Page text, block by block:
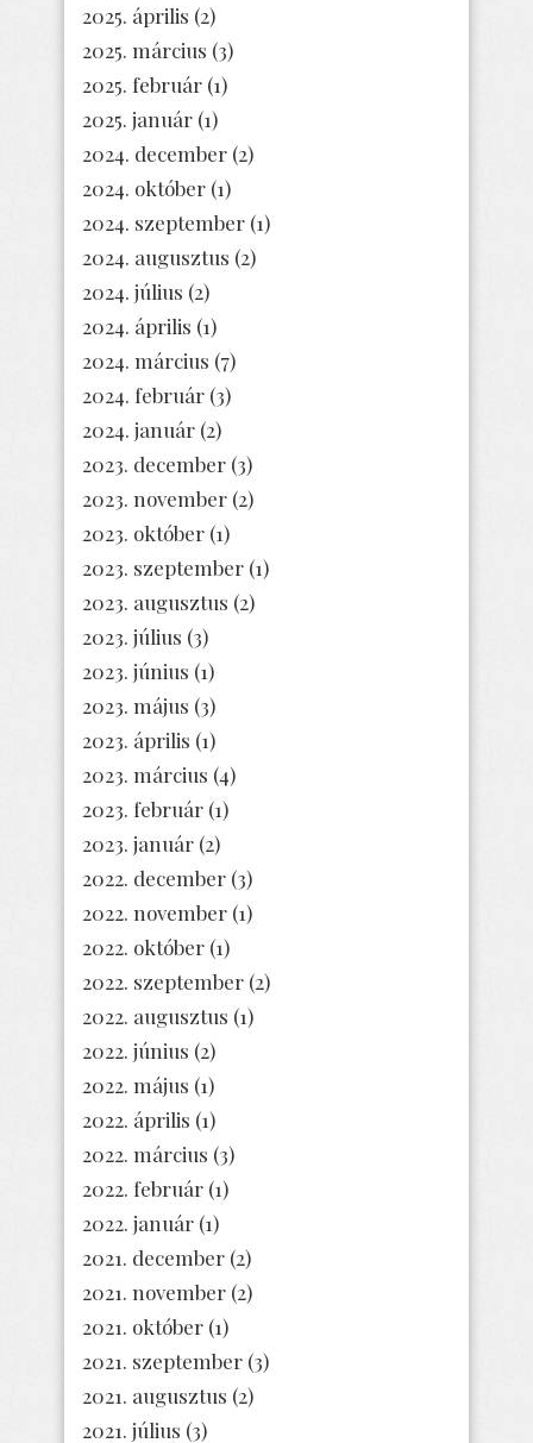
2025. április (2)
2025. március (3)
2025. február (1)
2025. január (1)
2024. december (2)
2024. október (1)
2024. szeptember (1)
2024. augusztus (2)
2024. július (2)
2024. április (1)
2024. március (7)
2024. február (3)
2024. január (2)
2023. december (3)
2023. november (2)
2023. október (1)
2023. szeptember (1)
2023. augusztus (2)
2023. július (3)
2023. június (1)
2023. május (3)
2023. április (1)
2023. március (4)
2023. február (1)
2023. január (2)
2022. december (3)
2022. november (1)
2022. október (1)
2022. szeptember (2)
2022. augusztus (1)
2022. június (2)
2022. május (1)
2022. április (1)
2022. március (3)
2022. február (1)
2022. január (1)
2021. december (2)
2021. november (2)
2021. október (1)
2021. szeptember (3)
2021. augusztus (2)
2021. július (3)